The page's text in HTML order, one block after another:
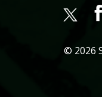
© 2026